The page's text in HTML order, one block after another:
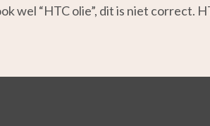
wel “HTC olie”, dit is niet correct.